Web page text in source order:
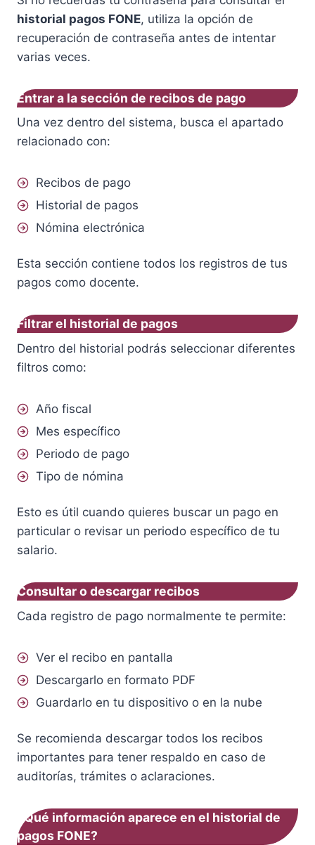
historial pagos FONE, utiliza la opción de
recuperación de contraseña antes de intentar
varias veces.
Entrar a la sección de recibos de pago
Una vez dentro del sistema, busca el apartado
relacionado con:
Recibos de pago
Historial de pagos
Nómina electrónica
Esta sección contiene todos los registros de tus
pagos como docente.
Filtrar el historial de pagos
Dentro del historial podrás seleccionar diferentes
filtros como:
Año fiscal
Mes específico
Periodo de pago
Tipo de nómina
Esto es útil cuando quieres buscar un pago en
particular o revisar un periodo específico de tu
salario.
Consultar o descargar recibos
Cada registro de pago normalmente te permite:
Ver el recibo en pantalla
Descargarlo en formato PDF
Guardarlo en tu dispositivo o en la nube
Se recomienda descargar todos los recibos
importantes para tener respaldo en caso de
auditorías, trámites o aclaraciones.
¿Qué información aparece en el historial de
pagos FONE?